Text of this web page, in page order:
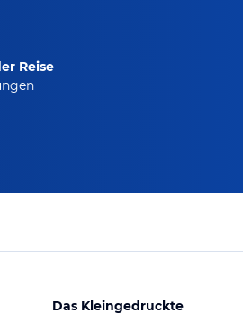
Reise
Das Kleingedruckte